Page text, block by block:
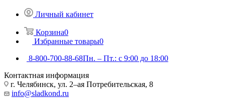
Личный кабинет
Корзина0
Избранные товары0
8-800-700-88-68Пн. – Пт.: с 9:00 до 18:00
Контактная информация
г. Челябинск, ул. 2–ая Потребительская, 8
info@sladkond.ru